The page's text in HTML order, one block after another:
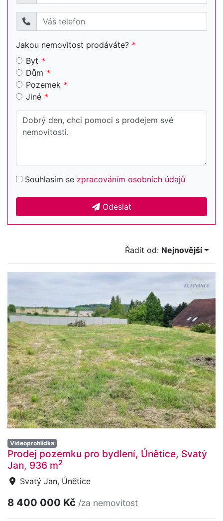
Jakou nemovitost prodáváte?
Byt
Dům
Pozemek
Jiné
Souhlasím se zpracováním osobních údajů
Odeslat
Řadit od: Nejnovější
Videoprohlídka
Prodej pozemku pro bydlení, Únětice, Svatý
Jan, 936 m2
Svatý Jan, Únětice
8 400 000 Kč /za nemovitost